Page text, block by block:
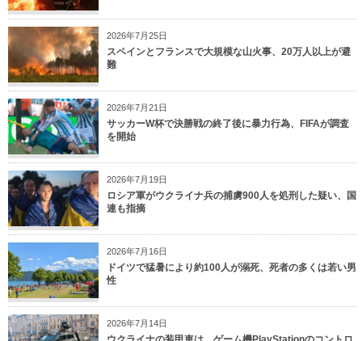
2026年7月25日
スペインとフランスで大規模な山火事、20万人以上が避
難
2026年7月21日
サッカーW杯で決勝戦の終了後に暴力行為、FIFAが調査
を開始
2026年7月19日
ロシア軍がウクライナ兵の捕虜900人を処刑した疑い、国
連も指摘
2026年7月16日
ドイツで猛暑により約100人が溺死、死者の多くは若い男
性
2026年7月14日